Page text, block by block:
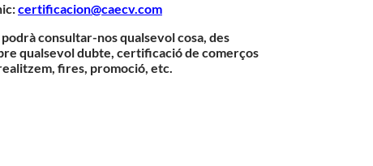
certificacion@caecv.com
consultar-nos qualsevol cosa, des
qualsevol dubte, certificació de comerços
fires, promoció, etc.